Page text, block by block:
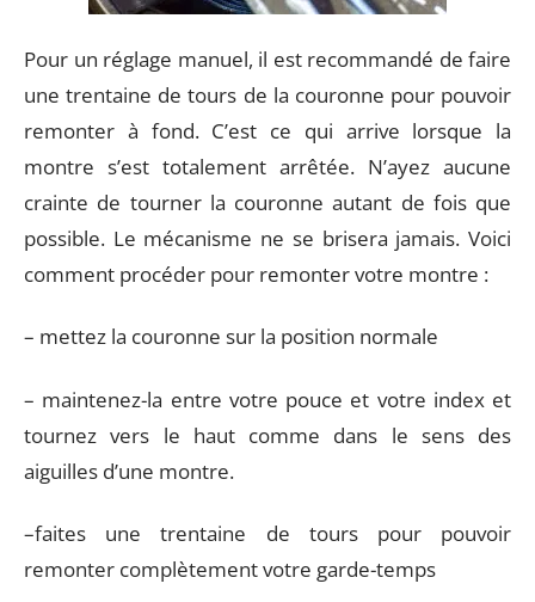
Pour un réglage manuel, il est recommandé de faire
une trentaine de tours de la couronne pour pouvoir
remonter à fond. C’est ce qui arrive lorsque la
montre s’est totalement arrêtée. N’ayez aucune
crainte de tourner la couronne autant de fois que
possible. Le mécanisme ne se brisera jamais. Voici
comment procéder pour remonter votre montre :
– mettez la couronne sur la position normale
– maintenez-la entre votre pouce et votre index et
tournez vers le haut comme dans le sens des
aiguilles d’une montre.
–faites une trentaine de tours pour pouvoir
remonter complètement votre garde-temps